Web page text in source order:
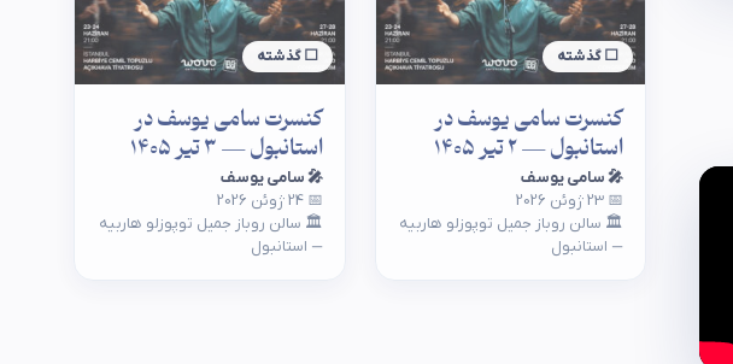
⬜ گذشته
کنسرت سامی یوسف در
استانبول — ۲ تیر ۱۴۰۵
🎤 سامی یوسف
📅 23 ژوئن 2026
🏛 سالن روباز جمیل توپوزلو هاربیه
— استانبول
⬜ گذشته
کنسرت سامی یوسف در
استانبول — ۳ تیر ۱۴۰۵
🎤 سامی یوسف
📅 24 ژوئن 2026
🏛 سالن روباز جمیل توپوزلو هاربیه
— استانبول